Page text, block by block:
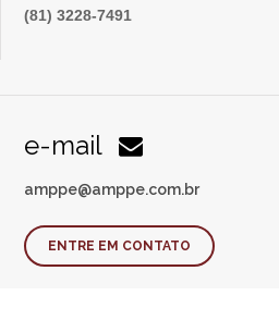
(81) 3228-7491
e-mail
amppe@amppe.com.br
ENTRE EM CONTATO